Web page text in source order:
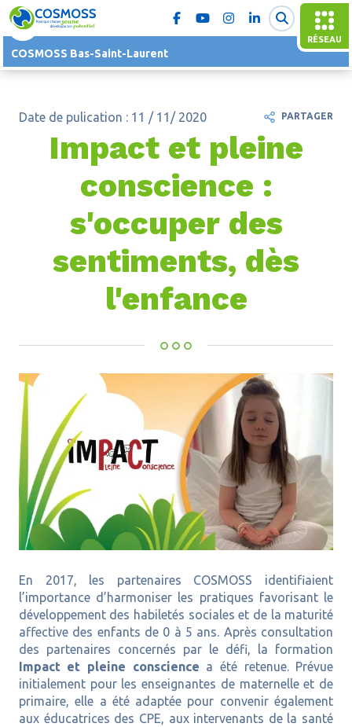
RÉSEAU
COSMOSS Bas-Saint-Laurent
Date de pulication : 11 / 11/ 2020
Impact et pleine
conscience :
s'occuper des
sentiments, dès
l'enfance
En 2017, les partenaires COSMOSS identifiaient
l’importance d’harmoniser les pratiques favorisant le
développement des habiletés sociales et de la maturité
affective des enfants de 0 à 5 ans. Après consultation
des partenaires concernés par le défi, la formation
Impact et pleine conscience a été retenue. Prévue
initialement pour les enseignantes de maternelle et de
primaire, elle a été adaptée pour convenir également
aux éducatrices des CPE, aux intervenants de la santé
PARTAGER